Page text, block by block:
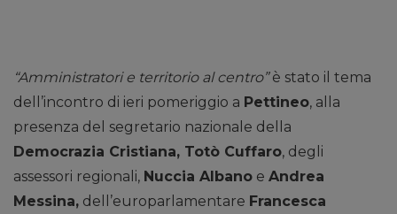
“Amministratori e territorio al centro”è stato il tema
dell’incontro di ieri pomeriggio a Pettineo, alla
presenza del segretario nazionale della
Democrazia Cristiana, Totò Cuffaro, degli
assessori regionali, Nuccia Albano e Andrea
Messina, dell’europarlamentare Francesca